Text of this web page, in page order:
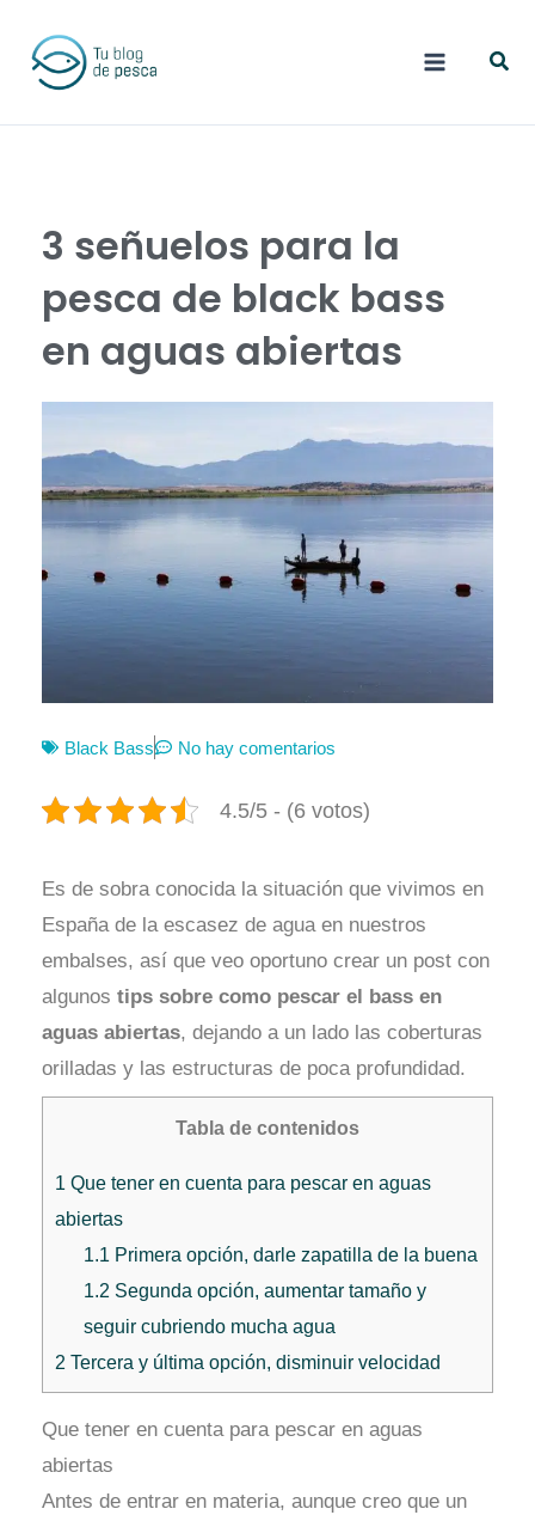
3 señuelos para la
pesca de black bass
en aguas abiertas
Black Bass No hay comentarios
4.5/5 - (6 votos)
Es de sobra conocida la situación que vivimos en
España de la escasez de agua en nuestros
embalses, así que veo oportuno crear un post con
algunos tips sobre como pescar el bass en
aguas abiertas, dejando a un lado las coberturas
orilladas y las estructuras de poca profundidad.
Tabla de contenidos
1 Que tener en cuenta para pescar en aguas
abiertas
1.1 Primera opción, darle zapatilla de la buena
1.2 Segunda opción, aumentar tamaño y
seguir cubriendo mucha agua
2 Tercera y última opción, disminuir velocidad
Que tener en cuenta para pescar en aguas
abiertas
Antes de entrar en materia, aunque creo que un